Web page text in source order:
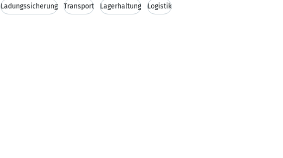
Ladungssicherung Transport Lagerhaltung Logistik